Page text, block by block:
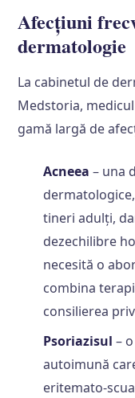
Afecțiuni
dermatologie
La cabinetul de
Medstoria,
gamă largă de
Acneea – una
tineri adulți,
dezechilibre
necesită o
combina
consilierea
Psoriazisul –
autoimună
eritemato-